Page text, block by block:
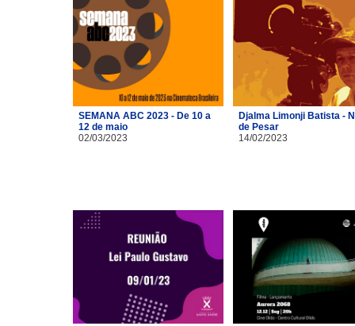
SEMANA ABC 2023 - De 10 a
12 de maio
02/03/2023
Djalma Limonji Batista -
de Pesar
14/02/2023